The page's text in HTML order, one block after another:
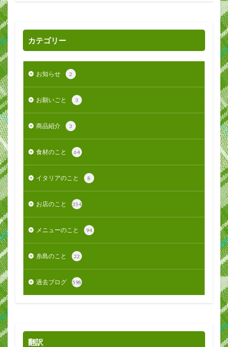
カテゴリー
お知らせ 2
お願いごと 3
商品紹介 3
食材のこと 64
イタリアのこと 8
お店のこと 354
メニューのこと 94
糸島のこと 22
過去ブログ 598
翻訳